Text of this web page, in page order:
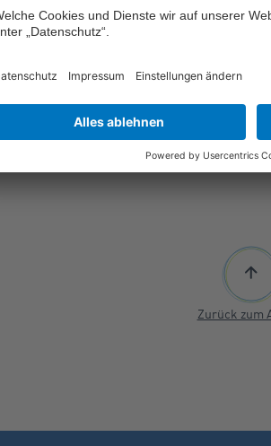
Zurück zum